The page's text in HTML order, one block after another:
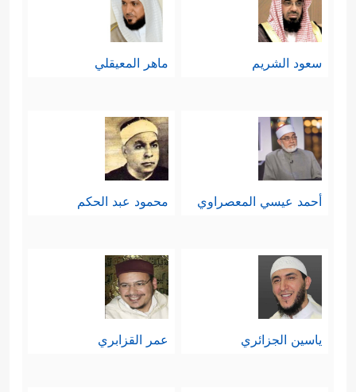
سعود الشريم ماهر المعيقلي
أحمد عيسي المعصراوي محمود عبد الحكم
ياسين الجزائري عمر القزابري